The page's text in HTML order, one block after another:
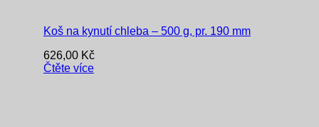
Koš na kynutí chleba – 500 g, pr. 190 mm
626,00 Kč
Čtěte více